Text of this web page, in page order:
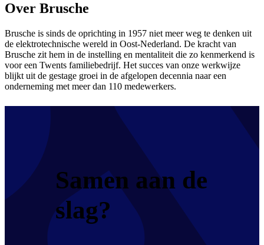
Over Brusche
Brusche is sinds de oprichting in 1957 niet meer weg te denken uit
de elektrotechnische wereld in Oost-Nederland. De kracht van
Brusche zit hem in de instelling en mentaliteit die zo kenmerkend is
voor een Twents familiebedrijf. Het succes van onze werkwijze
blijkt uit de gestage groei in de afgelopen decennia naar een
onderneming met meer dan 110 medewerkers.
Samen aan de
slag?